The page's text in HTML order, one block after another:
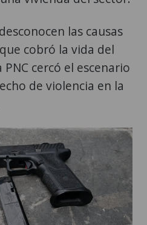
las causas
cobró la vida del
cercó el escenario
de violencia en la